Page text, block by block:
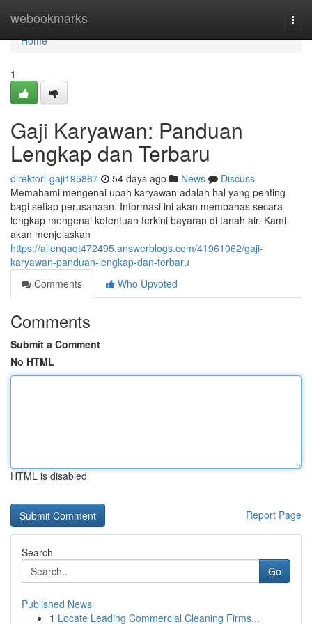
webookmarks
Home
Home
1
Gaji Karyawan: Panduan
Lengkap dan Terbaru
direktori-gaji195867 54 days ago News
Discuss
Memahami mengenai upah karyawan adalah hal yang penting
bagi setiap perusahaan. Informasi ini akan membahas secara
lengkap mengenai ketentuan terkini bayaran di tanah air. Kami
akan menjelaskan
https://allenqaqt472495.answerblogs.com/41961062/gaji-
karyawan-panduan-lengkap-dan-terbaru
Comments
Who Upvoted
Comments
Submit a Comment
No HTML
HTML is disabled
Report Page
Search
Go
Published News
1 Locate Leading Commercial Cleaning Firms...